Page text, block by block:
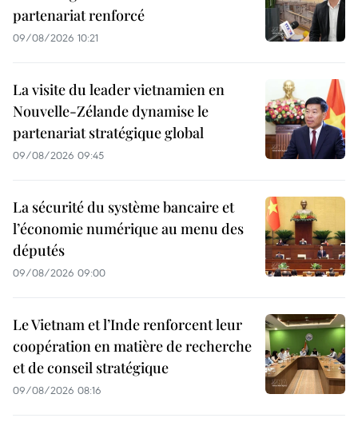
partenariat renforcé
09/08/2026 10:21
La visite du leader vietnamien en
Nouvelle-Zélande dynamise le
partenariat stratégique global
09/08/2026 09:45
La sécurité du système bancaire et
l’économie numérique au menu des
députés
09/08/2026 09:00
Le Vietnam et l’Inde renforcent leur
coopération en matière de recherche
et de conseil stratégique
09/08/2026 08:16